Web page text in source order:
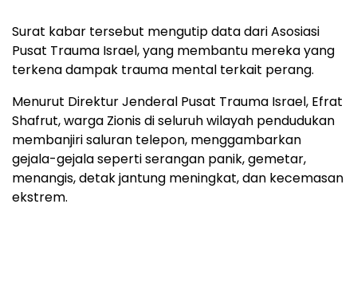
Surat kabar tersebut mengutip data dari Asosiasi
Pusat Trauma Israel, yang membantu mereka yang
terkena dampak trauma mental terkait perang.
Menurut Direktur Jenderal Pusat Trauma Israel, Efrat
Shafrut, warga Zionis di seluruh wilayah pendudukan
membanjiri saluran telepon, menggambarkan
gejala-gejala seperti serangan panik, gemetar,
menangis, detak jantung meningkat, dan kecemasan
ekstrem.